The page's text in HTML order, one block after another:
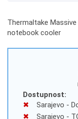
Thermaltake
notebook cooler
Dostupnost:
Sarajevo -
Sarajevo -